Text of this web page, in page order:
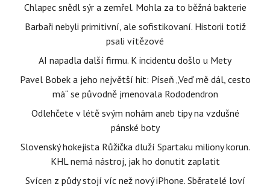
Chlapec snědl sýr a zemřel. Mohla za to běžná bakterie
Barbaři nebyli primitivní, ale sofistikovaní. Historii totiž
psali vítězové
AI napadla další firmu. K incidentu došlo u Mety
Pavel Bobek a jeho největší hit: Píseň „Veď mě dál, cesto
má“ se původně jmenovala Rododendron
Odlehčete v létě svým nohám aneb tipy na vzdušné
pánské boty
Slovenský hokejista Růžička dluží Spartaku miliony korun.
KHL nemá nástroj, jak ho donutit zaplatit
Svícen z půdy stojí víc než nový iPhone. Sběratelé loví